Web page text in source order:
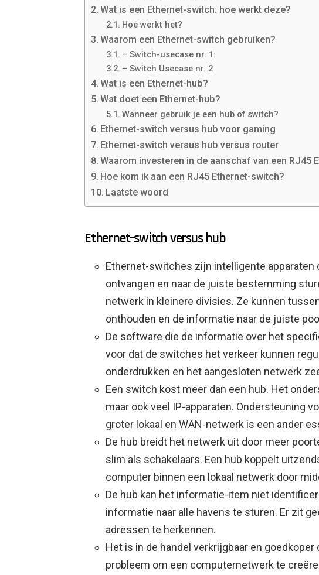
Wat is een Ethernet-switch: hoe werkt deze?
Hoe werkt het?
Waarom een ​​Ethernet-switch gebruiken?
– Switch-usecase nr. 1:
– Switch Usecase nr. 2
Wat is een Ethernet-hub?
Wat doet een Ethernet-hub?
Wanneer gebruik je een hub of switch?
Ethernet-switch versus hub voor gaming
Ethernet-switch versus hub versus router
Waarom investeren in de aanschaf van een RJ45
Hoe kom ik aan een RJ45 Ethernet-switch?
Laatste woord
Ethernet-switch versus hub
Ethernet-switches zijn intelligente apparaten
ontvangen en naar de juiste bestemming
netwerk in kleinere divisies. Ze kunnen
onthouden en de informatie naar de juiste
De software die de informatie over het
voor dat de switches het verkeer kunnen
onderdrukken en het aangesloten netwerk
Een switch kost meer dan een hub. Het
maar ook veel IP-apparaten. Ondersteuning
groter lokaal en WAN-netwerk is een ander
De hub breidt het netwerk uit door meer
slim als schakelaars. Een hub koppelt
computer binnen een lokaal netwerk door
De hub kan het informatie-item niet
informatie naar alle havens te sturen. Er zit
adressen te herkennen.
Het is in de handel verkrijgbaar en
probleem om een ​​computernetwerk te